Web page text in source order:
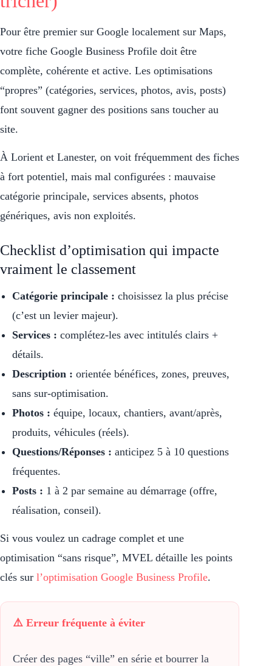
Pour être premier sur Google localement sur Maps,
votre fiche Google Business Profile doit être
complète, cohérente et active. Les optimisations
“propres” (catégories, services, photos, avis, posts)
font souvent gagner des positions sans toucher au
site.
À Lorient et Lanester, on voit fréquemment des fiches
à fort potentiel, mais mal configurées : mauvaise
catégorie principale, services absents, photos
génériques, avis non exploités.
Checklist d’optimisation qui impacte
vraiment le classement
Catégorie principale : choisissez la plus précise
(c’est un levier majeur).
Services : complétez-les avec intitulés clairs +
détails.
Description : orientée bénéfices, zones, preuves,
sans sur-optimisation.
Photos : équipe, locaux, chantiers, avant/après,
produits, véhicules (réels).
Questions/Réponses : anticipez 5 à 10 questions
fréquentes.
Posts : 1 à 2 par semaine au démarrage (offre,
réalisation, conseil).
Si vous voulez un cadrage complet et une
optimisation “sans risque”, MVEL détaille les points
clés sur l’optimisation Google Business Profile.
⚠️ Erreur fréquente à éviter
Créer des pages “ville” en série et bourrer la